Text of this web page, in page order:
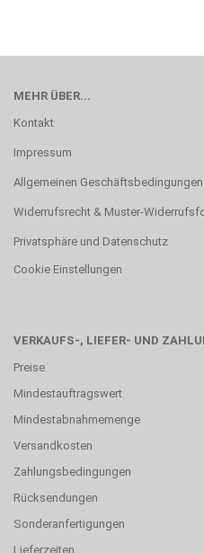
MEHR ÜBER...
Kontakt
Impressum
Allgemeinen Geschäftsbedingungen
Widerrufsrecht & Muster-
Privatsphäre und Datenschutz
Cookie Einstellungen
VERKAUFS-, LIEFER- UND
Preise
Mindestauftragswert
Mindestabnahmemenge
Versandkosten
Zahlungsbedingungen
Rücksendungen
Sonderanfertigungen
Lieferzeiten